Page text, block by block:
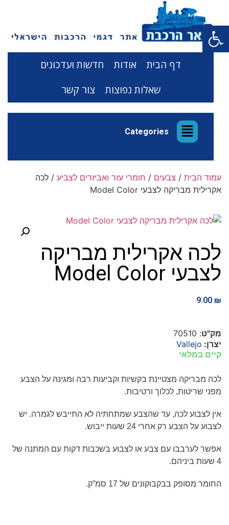
פתח סרגל נגישות
דף הבית אודות
חדשות ועדכונים
שאלות נפוצות
צור קשר
Categories
עמוד הבית / צבעים / חומרי עזר ואביזרים לצביע / לכה
אקרילית מבריקה לצבעי Model Color
לכה אקרילית מבריקה
לצבעי Model Color
9.00 ₪
מק"ט: 70510
יצרן: Vallejo
קיים במלאי
לכה מבריקה מצטיינת בקשיות וקביעות רבה ומגינה על הצבע
מפני שריטות, לכלוך ורטיבות.
אין לצבוע לכה, עד שהצבע שמתחתיה לא התייבש לגמרה. יש
לצבוע על הצבע רק אחרי 24 שעות ייבוש.
אפשר לערבבו עם צבע או לצבוע בשכבות דקות עם המתנה של
4 שעות ביניהם.
החומר מסופק בבקבוקונים של 17 סמ”ק.